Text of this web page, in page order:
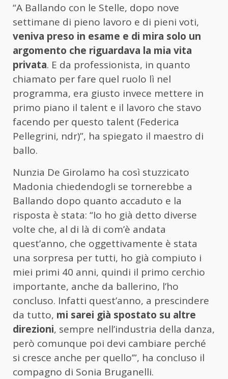
“A Ballando con le Stelle, dopo nove
settimane di pieno lavoro e di pieni voti,
veniva preso in esame e di mira solo un
argomento che riguardava la mia vita
privata. E da professionista, in quanto
chiamato per fare quel ruolo lì nel
programma, era giusto invece mettere in
primo piano il talent e il lavoro che stavo
facendo per questo talent (Federica
Pellegrini, ndr)”, ha spiegato il maestro di
ballo.
Nunzia De Girolamo ha così stuzzicato
Madonia chiedendogli se tornerebbe a
Ballando dopo quanto accaduto e la
risposta è stata: “Io ho già detto diverse
volte che, al di là di com’è andata
quest’anno, che oggettivamente è stata
una sorpresa per tutti, ho già compiuto i
miei primi 40 anni, quindi il primo cerchio
importante, anche da ballerino, l’ho
concluso. Infatti quest’anno, a prescindere
da tutto, mi sarei già spostato su altre
direzioni, sempre nell’industria della danza,
però comunque poi devi cambiare perché
si cresce anche per quello’”, ha concluso il
compagno di Sonia Bruganelli.